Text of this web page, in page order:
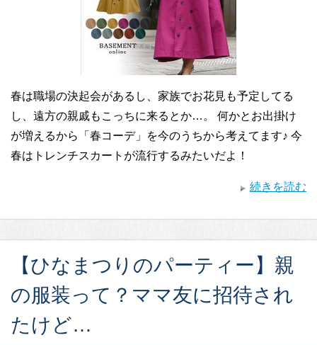
春は職場の決起会があるし、家族でお花見も予定してる
し、遠方の親戚もこっちに来るとか…。 何かとお出掛け
が増えるから「春コーデ」を今のうちから考えてます♪ 今
春はトレンチスカートが流行するみたいだよ！
続きを読む
【ひなまつりのパーティー】親
の服装って？ママ友に招待され
たけど…